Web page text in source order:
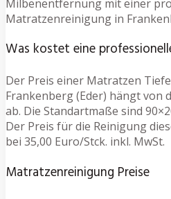
Milbenentfernung mit einer
Matratzenreinigung in
Was kostet eine
Der Preis einer Matratzen
Frankenberg (Eder) hängt von
ab. Die Standartmaße sind
Der Preis für die Reinigung
bei 35,00 Euro/Stck. inkl. MwSt.
Matratzenreinigung Preise